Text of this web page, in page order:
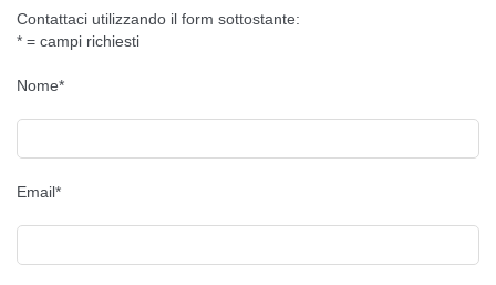
Contattaci utilizzando il form sottostante:
* = campi richiesti
Nome*
Email*